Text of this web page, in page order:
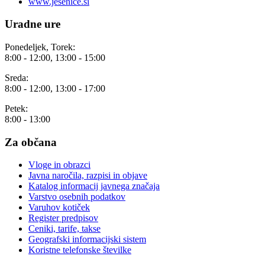
Uradne ure
Ponedeljek, Torek:
8:00 - 12:00, 13:00 - 15:00
Sreda:
8:00 - 12:00, 13:00 - 17:00
Petek:
8:00 - 13:00
Za občana
Vloge in obrazci
Javna naročila, razpisi in objave
Katalog informacij javnega značaja
Varstvo osebnih podatkov
Varuhov kotiček
Register predpisov
Ceniki, tarife, takse
Geografski informacijski sistem
Koristne telefonske številke